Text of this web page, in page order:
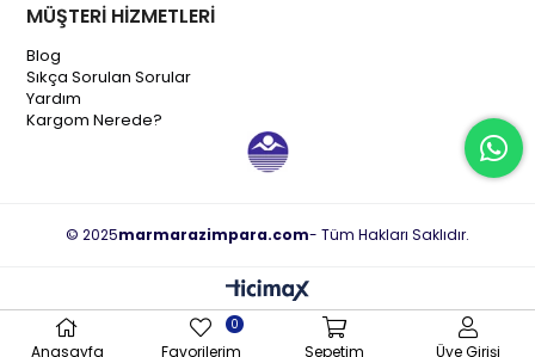
MÜŞTERİ HİZMETLERİ
Blog
Sıkça Sorulan Sorular
Yardım
Kargom Nerede?
© 2025marmarazimpara.com- Tüm Hakları Saklıdır.
Anasayfa Favorilerim
0
Sepetim Üye Girişi